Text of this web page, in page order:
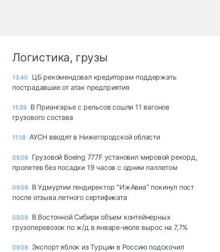
Логистика, грузы
13:40
ЦБ рекомендовал кредиторам поддержать
пострадавшие от атак предприятия
11:39 В Приангарье с рельсов сошли 11 вагонов
грузового состава
11:18 АУСН вводят в Нижегородской области
09.08 Грузовой Boeing 777F установил мировой рекорд,
пролетев без посадки 19 часов с одним паллетом
09.08 В Удмуртии гендиректор "ИжАвиа" покинул пост
после отзыва летного сертификата
09.08 В Восточной Сибири объем контейнерных
грузоперевозок по ж/д в январе-июле вырос на 7,7%
09.08 Экспорт яблок из Турции в Россию подскочил